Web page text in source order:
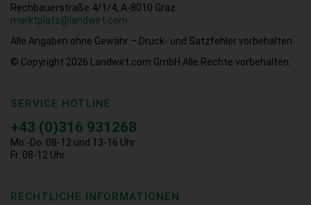
Rechbauerstraße 4/1/4, A-8010 Graz
marktplatz@landwirt.com
Alle Angaben ohne Gewähr – Druck- und Satzfehler vorbehalten.
© Copyright 2026
Landwirt.com GmbH Alle Rechte vorbehalten.
SERVICE HOTLINE
+43 (0)316 931268
Mo.-Do. 08-12 und 13-16 Uhr
Fr. 08-12 Uhr
RECHTLICHE INFORMATIONEN